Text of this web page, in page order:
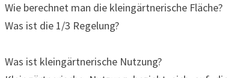
Wie berechnet man die kleingärtnerische Fläche?
Was ist die 1/3 Regelung?
Was ist kleingärtnerische Nutzung?